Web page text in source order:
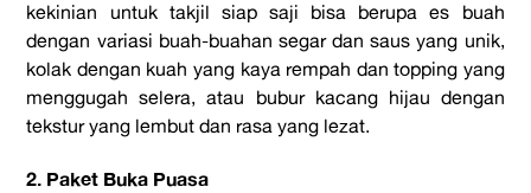
kekinian
untuk takjil siap saji bisa berupa es buah
dengan variasi buah-buahan segar dan saus yang unik,
kolak dengan kuah yang kaya rempah dan topping yang
menggugah selera, atau bubur kacang hijau dengan
tekstur yang lembut dan rasa yang lezat.
2. Paket Buka Puasa